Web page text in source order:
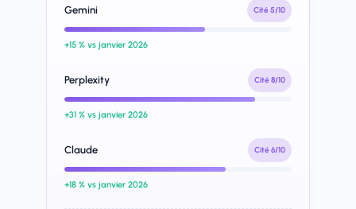
Gemini Cité 5/10
+15 % vs janvier 2026
Perplexity Cité 8/10
+31 % vs janvier 2026
Claude Cité 6/10
+18 % vs janvier 2026